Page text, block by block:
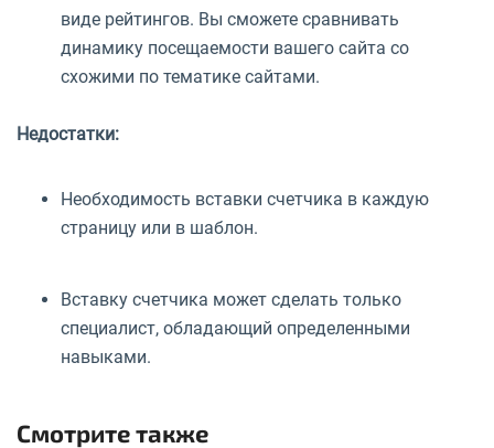
виде рейтингов. Вы сможете сравнивать
динамику посещаемости вашего сайта со
схожими по тематике сайтами.
Недостатки:
Необходимость вставки счетчика в каждую
страницу или в шаблон.
Вставку счетчика может сделать только
специалист, обладающий определенными
навыками.
Смотрите также